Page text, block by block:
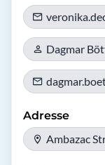
Dagmar
Adresse
Ambazac